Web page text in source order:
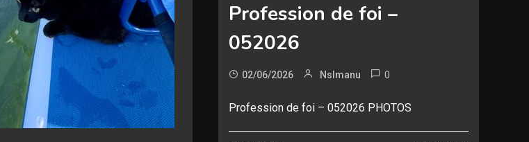
Profession de foi –
052026
02/06/2026 Nslmanu 0
Profession de foi – 052026 PHOTOS